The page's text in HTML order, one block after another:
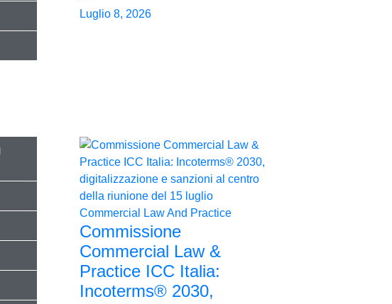
Luglio 8, 2026
Commercial Law And Practice
Commissione
Commercial Law &
Practice ICC Italia:
Incoterms® 2030,